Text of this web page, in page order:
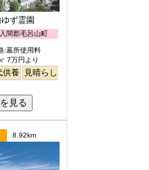
バリアフリー
ず霊園
間郡毛呂山町
:墓所使用料
7万円より
供養 見晴らし・眺望
見る
8.92km